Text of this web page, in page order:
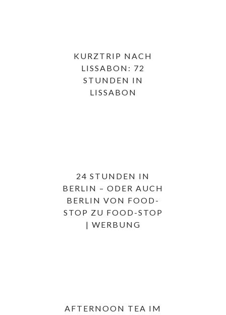
KURZTRIP NACH
LISSABON: 72
STUNDEN IN
LISSABON
24 STUNDEN IN
BERLIN – ODER AUCH
BERLIN VON FOOD-
STOP ZU FOOD-STOP
| WERBUNG
AFTERNOON TEA IM